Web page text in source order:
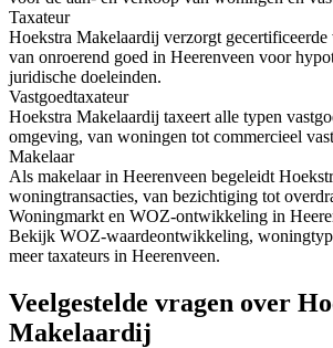
Taxateur
Hoekstra Makelaardij verzorgt gecertificeerde
van onroerend goed in Heerenveen voor
juridische doeleinden.
Vastgoedtaxateur
Hoekstra Makelaardij taxeert alle typen
omgeving, van woningen tot commercieel
Makelaar
Als makelaar in Heerenveen begeleidt
woningtransacties, van bezichtiging tot
Woningmarkt en WOZ-ontwikkeling in
Bekijk WOZ-waardeontwikkeling,
meer taxateurs in Heerenveen.
Veelgestelde vragen over
Makelaardij